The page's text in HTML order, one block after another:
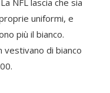
NFL lascia che sia
uniformi, e
più il bianco.
vestivano di bianco